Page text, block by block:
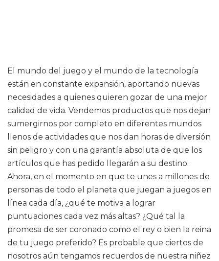
El mundo del juego y el mundo de la tecnología
están en constante expansión, aportando nuevas
necesidades a quienes quieren gozar de una mejor
calidad de vida. Vendemos productos que nos dejan
sumergirnos por completo en diferentes mundos
llenos de actividades que nos dan horas de diversión
sin peligro y con una garantía absoluta de que los
artículos que has pedido llegarán a su destino.
Ahora, en el momento en que te unes a millones de
personas de todo el planeta que juegan a juegos en
línea cada día, ¿qué te motiva a lograr
puntuaciones cada vez más altas? ¿Qué tal la
promesa de ser coronado como el rey o bien la reina
de tu juego preferido? Es probable que ciertos de
nosotros aún tengamos recuerdos de nuestra niñez